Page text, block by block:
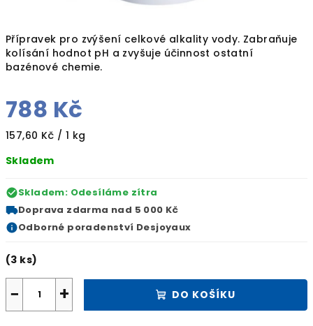
Přípravek pro zvýšení celkové alkality vody. Zabraňuje
kolísání hodnot pH a zvyšuje účinnost ostatní
bazénové chemie.
788 Kč
Měrná
157,60 Kč / 1 kg
Skladem
Skladem: Odesíláme zítra
Doprava zdarma nad 5 000 Kč
Odborné poradenství Desjoyaux
(3 ks)
+
− DO KOŠÍKU